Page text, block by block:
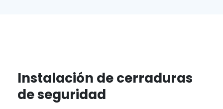
Instalación de cerraduras
de seguridad